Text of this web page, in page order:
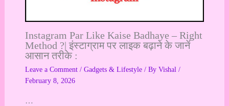
Instagram Par Like Kaise Badhaye – Right
Method ?| इंस्टाग्राम पर लाइक बढ़ाने के जानें
आसान तरीके :
Leave a Comment / Gadgets & Lifestyle/ By Vishal /
February 8, 2026
…